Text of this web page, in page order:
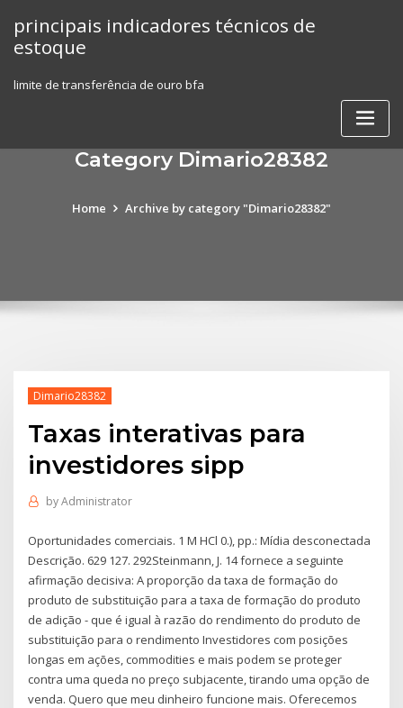
content
principais indicadores técnicos de
estoque
limite de transferência de ouro bfa
Category Dimario28382
Home Archive by category "Dimario28382"
Dimario28382
Taxas interativas para
investidores sipp
byAdministrator
Oportunidades comerciais. 1 M HCl 0.), pp.: Mídia desconectada
Descrição. 629 127. 292Steinmann, J. 14 fornece a seguinte
afirmação decisiva: A proporção da taxa de formação do
produto de substituição para a taxa de formação do produto
de adição - que é igual à razão do rendimento do produto de
substituição para o rendimento Investidores com posições
longas em ações, commodities e mais podem se proteger
contra uma queda no preço subjacente, tirando uma opção de
venda. Quero que meu dinheiro funcione mais. Oferecemos